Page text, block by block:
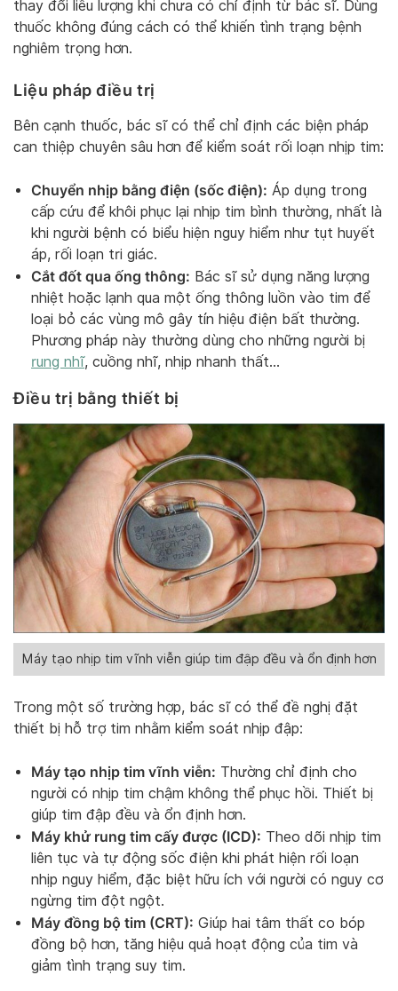
thay đổi liều lượng khi chưa có chỉ định từ bác sĩ. Dùng
thuốc không đúng cách có thể khiến tình trạng bệnh
nghiêm trọng hơn.
Liệu pháp điều trị
Bên cạnh thuốc, bác sĩ có thể chỉ định các biện pháp
can thiệp chuyên sâu hơn để kiểm soát rối loạn nhịp tim:
Chuyển nhịp bằng điện (sốc điện): Áp dụng trong
cấp cứu để khôi phục lại nhịp tim bình thường, nhất là
khi người bệnh có biểu hiện nguy hiểm như tụt huyết
áp, rối loạn tri giác.
Cắt đốt qua ống thông: Bác sĩ sử dụng năng lượng
nhiệt hoặc lạnh qua một ống thông luồn vào tim để
loại bỏ các vùng mô gây tín hiệu điện bất thường.
Phương pháp này thường dùng cho những người bị
rung nhĩ, cuồng nhĩ, nhịp nhanh thất…
Điều trị bằng thiết bị
Máy tạo nhịp tim vĩnh viễn giúp tim đập đều và ổn định hơn
Trong một số trường hợp, bác sĩ có thể đề nghị đặt
thiết bị hỗ trợ tim nhằm kiểm soát nhịp đập:
Máy tạo nhịp tim vĩnh viễn: Thường chỉ định cho
người có nhịp tim chậm không thể phục hồi. Thiết bị
giúp tim đập đều và ổn định hơn.
Máy khử rung tim cấy được (ICD): Theo dõi nhịp tim
liên tục và tự động sốc điện khi phát hiện rối loạn
nhịp nguy hiểm, đặc biệt hữu ích với người có nguy cơ
ngừng tim đột ngột.
Máy đồng bộ tim (CRT): Giúp hai tâm thất co bóp
đồng bộ hơn, tăng hiệu quả hoạt động của tim và
giảm tình trạng suy tim.